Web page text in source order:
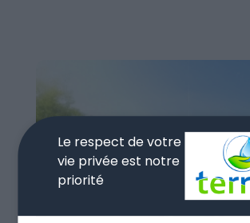
Le respect de votre
vie privée est notre
priorité